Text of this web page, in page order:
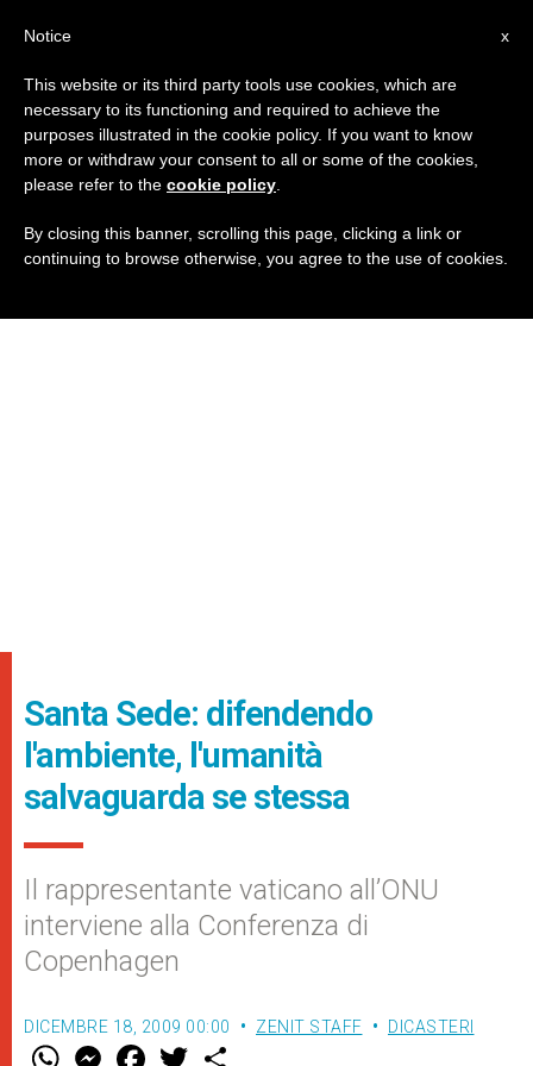
Santa Sede: difendendo
l'ambiente, l'umanità
salvaguarda se stessa
Il rappresentante vaticano all’ONU
interviene alla Conferenza di
Copenhagen
DICEMBRE 18, 2009 00:00 ZENIT STAFF DICASTERI
W M F
x
Notice
This website or its third party tools use cookies, which are
necessary to its functioning and required to achieve the
purposes illustrated in the cookie policy. If you want to know
more or withdraw your consent to all or some of the cookies,
please refer to the cookie policy
By closing this banner, scrolling this page, clicking a link or
continuing to browse otherwise, you agree to the use of cookies.